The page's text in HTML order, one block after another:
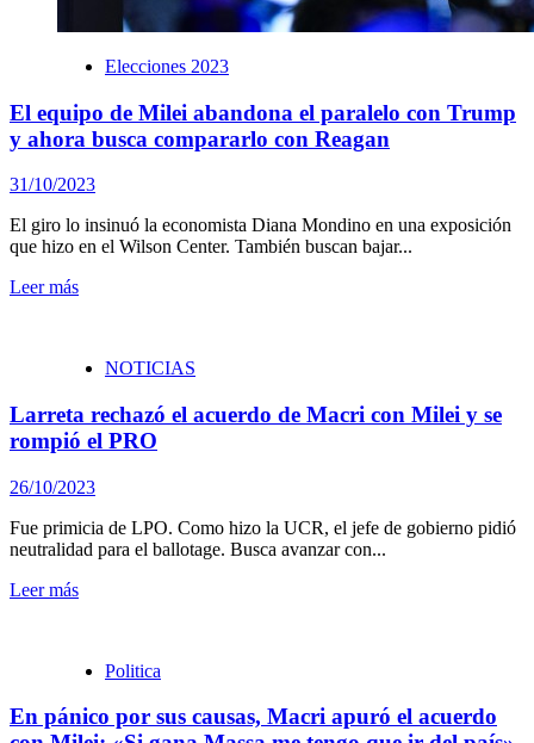
Elecciones 2023
El equipo de Milei abandona el paralelo con Trump
y ahora busca compararlo con Reagan
31/10/2023
El giro lo insinuó la economista Diana Mondino en una exposición
que hizo en el Wilson Center. También buscan bajar...
Leer más
NOTICIAS
Larreta rechazó el acuerdo de Macri con Milei y se
rompió el PRO
26/10/2023
Fue primicia de LPO. Como hizo la UCR, el jefe de gobierno pidió
neutralidad para el ballotage. Busca avanzar con...
Leer más
Politica
En pánico por sus causas, Macri apuró el acuerdo